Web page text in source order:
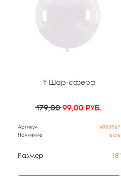
Y Шар-сфера
179,0099,00руб.
Артикул
6055967
Наличиие
есть
Размер 18"